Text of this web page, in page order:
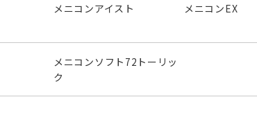
メニコンアイスト メニコンEX
メニコンソフト72トーリッ
ク